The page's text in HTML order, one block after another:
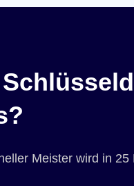
Meister wird in 25